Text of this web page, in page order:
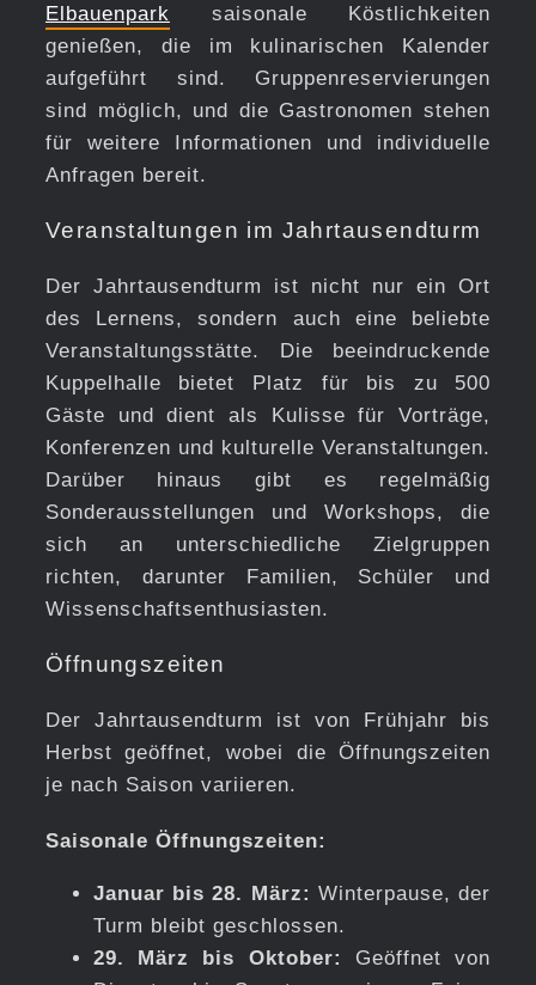
Elbauenpark saisonale Köstlichkeiten
genießen, die im kulinarischen Kalender
aufgeführt sind. Gruppenreservierungen
sind möglich, und die Gastronomen stehen
für weitere Informationen und individuelle
Anfragen bereit.
Veranstaltungen im Jahrtausendturm
Der Jahrtausendturm ist nicht nur ein Ort
des Lernens, sondern auch eine beliebte
Veranstaltungsstätte. Die beeindruckende
Kuppelhalle bietet Platz für bis zu 500
Gäste und dient als Kulisse für Vorträge,
Konferenzen und kulturelle Veranstaltungen.
Darüber hinaus gibt es regelmäßig
Sonderausstellungen und Workshops, die
sich an unterschiedliche Zielgruppen
richten, darunter Familien, Schüler und
Wissenschaftsenthusiasten.
Öffnungszeiten
Der Jahrtausendturm ist von Frühjahr bis
Herbst geöffnet, wobei die Öffnungszeiten
je nach Saison variieren.
Saisonale Öffnungszeiten:
Januar bis 28. März: Winterpause, der
Turm bleibt geschlossen.
29. März bis Oktober:
Geöffnet von